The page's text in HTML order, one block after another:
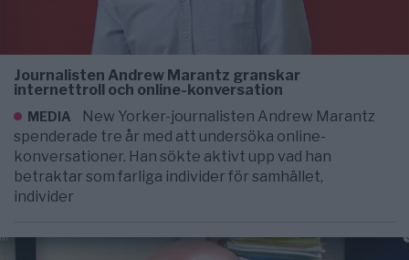
Journalisten Andrew Marantz granskar
internettroll och online-konversation
MEDIA
New Yorker-journalisten Andrew Marantz
spenderade tre år med att undersöka online-
konversationer. Han sökte aktivt upp vad han
betraktar som farliga individer för samhället,
individer